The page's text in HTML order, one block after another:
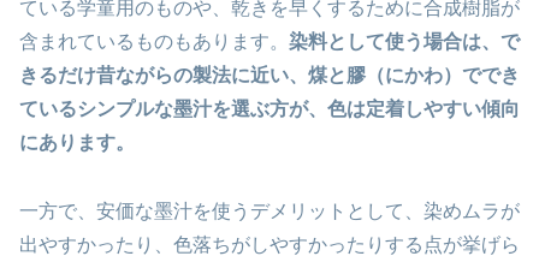
ている学童用のものや、乾きを早くするために合成樹脂が
含まれているものもあります。 染料として使う場合は、で
きるだけ昔ながらの製法に近い、煤と膠（にかわ）ででき
ているシンプルな墨汁を選ぶ方が、色は定着しやすい傾向
にあります。
一方で、安価な墨汁を使うデメリットとして、染めムラが
出やすかったり、色落ちがしやすかったりする点が挙げら